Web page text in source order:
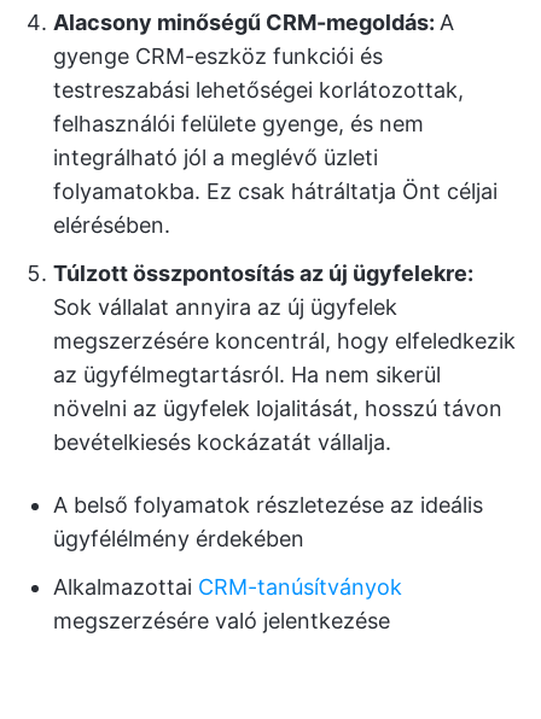
Alacsony minőségű CRM-megoldás: A
gyenge CRM-eszköz funkciói és
testreszabási lehetőségei korlátozottak,
felhasználói felülete gyenge, és nem
integrálható jól a meglévő üzleti
folyamatokba. Ez csak hátráltatja Önt céljai
elérésében.
Túlzott összpontosítás az új ügyfelekre:
Sok vállalat annyira az új ügyfelek
megszerzésére koncentrál, hogy elfeledkezik
az ügyfélmegtartásról. Ha nem sikerül
növelni az ügyfelek lojalitását, hosszú távon
bevételkiesés kockázatát vállalja.
A belső folyamatok részletezése az ideális
ügyfélélmény érdekében
Alkalmazottai CRM-tanúsítványok
megszerzésére való jelentkezése